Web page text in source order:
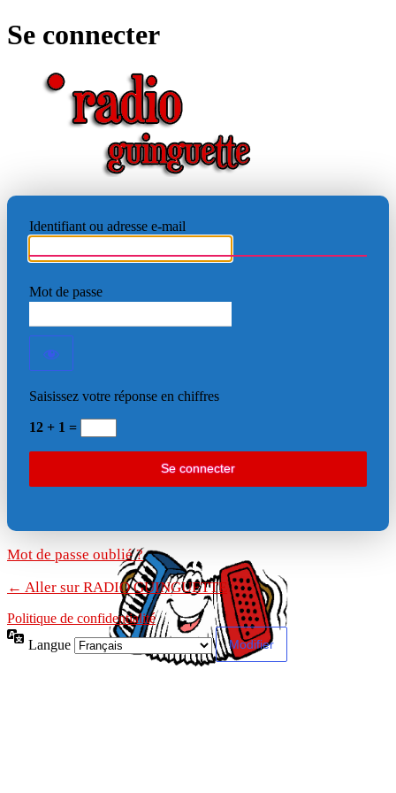
Se connecter
Identifiant ou adresse e-mail
Mot de passe
Saisissez votre réponse en chiffres
12 + 1 =
Mot de passe oublié ?
← Aller sur RADIO GUINGUETTE
Politique de confidentialité
Langue